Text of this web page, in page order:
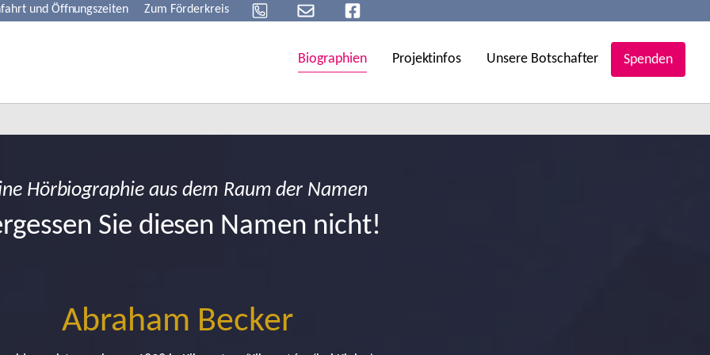
und Öffnungszeiten Zum Förderkreis
Biographien Projektinfos Unsere Botschafter Spenden
Hörbiographie aus dem Raum der Namen
Sie diesen Namen nicht!
Abraham Becker